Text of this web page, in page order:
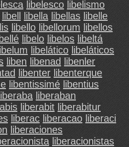
libelesco libelismo
libell libella libellas libelle
libello libellorum libellos
libelo libelos libeltá
libelum libelático libeláticos
liben libenad
libenler
libenter libenterque
libentissimé libentius
liberaba liberaban
liberabit liberabitur
liberac liberacao liberaci
liberaciones
liberacionistas